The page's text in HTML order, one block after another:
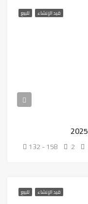
قيد الإنشاء للبيع
2
132 - 158
قيد الإنشاء للبيع